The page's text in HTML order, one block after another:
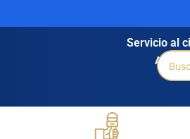
Servicio al
Buscar
por: